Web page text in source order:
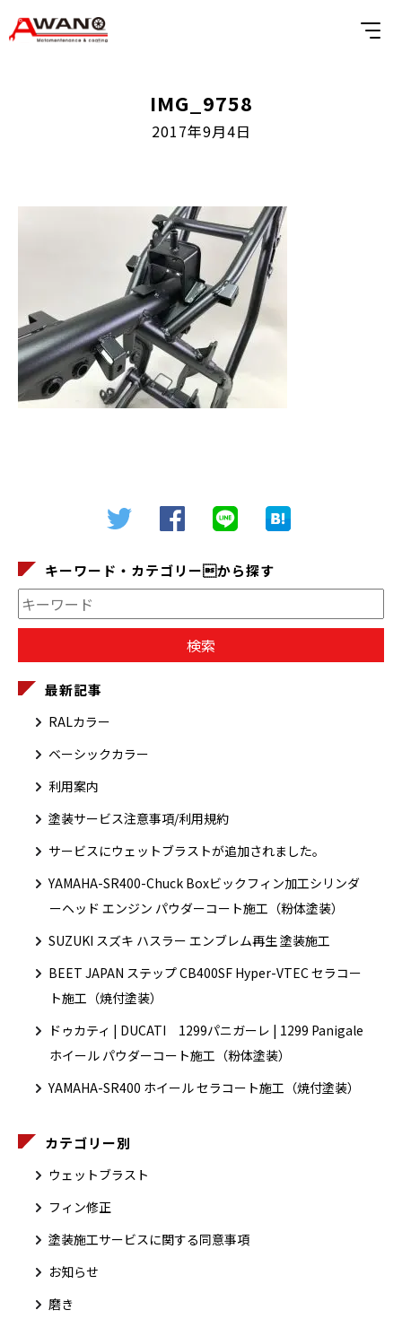
IMG_9758
2017年9月4日
キーワード・カテゴリーから探す
最新記事
RALカラー
ベーシックカラー
利用案内
塗装サービス注意事項/利用規約
サービスにウェットブラストが追加されました。
YAMAHA-SR400-Chuck Boxビックフィン加工シリンダ
ーヘッド エンジン パウダーコート施工（粉体塗装）
SUZUKI スズキ ハスラー エンブレム再生 塗装施工
BEET JAPAN ステップ CB400SF Hyper-VTEC セラコー
ト施工（焼付塗装）
ドゥカティ | DUCATI 1299パニガーレ | 1299 Panigale
ホイール パウダーコート施工（粉体塗装）
YAMAHA-SR400 ホイール セラコート施工（焼付塗装）
カテゴリー別
ウェットブラスト
フィン修正
塗装施工サービスに関する同意事項
お知らせ
磨き